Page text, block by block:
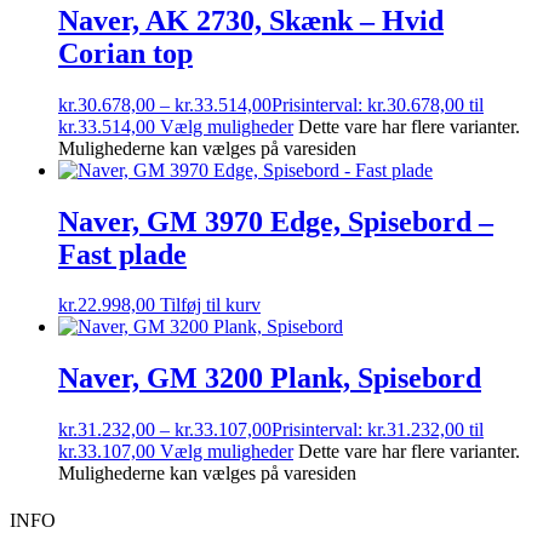
Naver, AK 2730, Skænk – Hvid
Corian top
kr.30.678,00 – kr.33.514,00Prisinterval: kr.30.678,00 til
kr.33.514,00 Vælg muligheder Dette vare har flere varianter.
Mulighederne kan vælges på varesiden
Naver, GM 3970 Edge, Spisebord –
Fast plade
kr.22.998,00 Tilføj til kurv
Naver, GM 3200 Plank, Spisebord
kr.31.232,00 – kr.33.107,00Prisinterval: kr.31.232,00 til
kr.33.107,00 Vælg muligheder Dette vare har flere varianter.
Mulighederne kan vælges på varesiden
INFO